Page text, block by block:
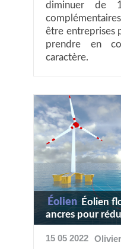
diminuer de
être entreprises
prendre en
caractère.
Éolien Éolien
ancres pour
15 05 2022 Olivier